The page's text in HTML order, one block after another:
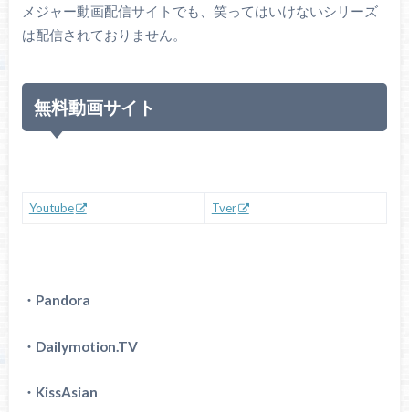
メジャー動画配信サイトでも、笑ってはいけないシリーズ
は配信されておりません。
無料動画サイト
Youtube Tver
・Pandora
・Dailymotion.TV
・KissAsian